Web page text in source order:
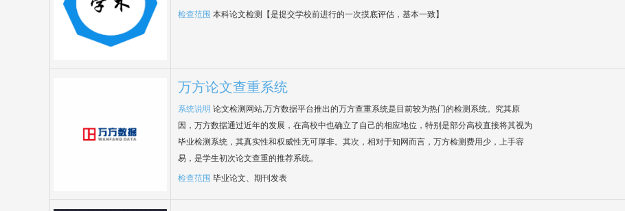
检查范围 本科论文检测【是提交学校前进行的一次摸底评估，基本一致】
万方论文查重系统
系统说明 论文检测网站,万方数据平台推出的万方查重系统是目前较为热门的检测系统。究其原
因，万方数据通过近年的发展，在高校中也确立了自己的相应地位，特别是部分高校直接将其视为
毕业检测系统，其真实性和权威性无可厚非。其次，相对于知网而言，万方检测费用少，上手容
易，是学生初次论文查重的推荐系统。
检查范围 毕业论文、期刊发表